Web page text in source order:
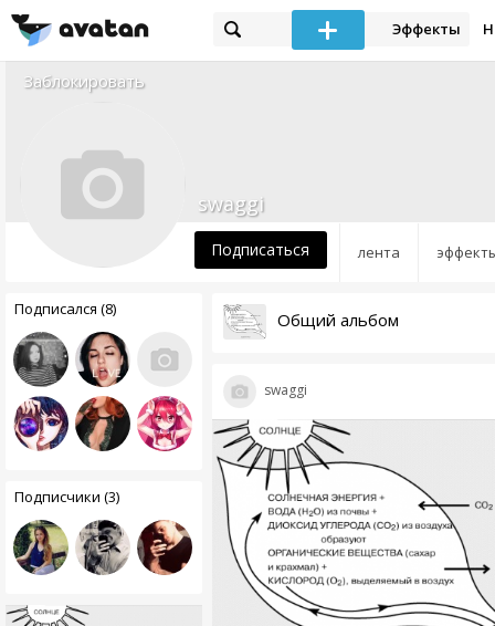
Эффекты
Заблокировать
лента
swaggi
Подписаться
Подписался (8)
Подписчики (3)
Общий альбом
swaggi